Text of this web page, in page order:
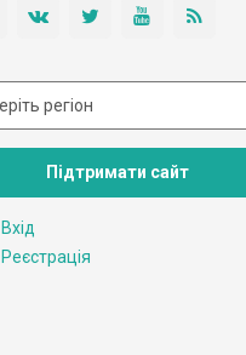
Підтримати сайт
Вхід
Реєстрація